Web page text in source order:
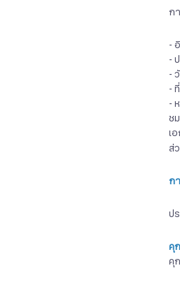
ก
-
-
-
-
-
ชม
เ
ส่
ก
ป
คุ
คุ